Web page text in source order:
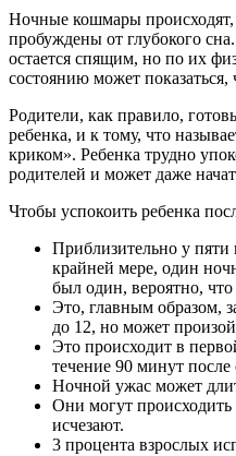
Ночные кошмары происходят,
пробуждены от глубокого
остается спящим, но по их
состоянию может показаться,
Родители, как правило,
ребенка, и к тому, что
криком». Ребенка трудно
родителей и может даже
Чтобы успокоить ребенка
Приблизительно у пяти
крайней мере, один
был один, вероятно,
Это, главным образом,
до 12, но может
Это происходит в
течение 90 минут после
Ночной ужас может
Они могут происходить
исчезают.
3 процента взрослых